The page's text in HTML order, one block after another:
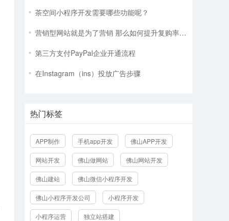
茶空间小程序开发需要哪些功能呢？
营销型网站就是为了营销 那么如何提升复购率呢?
第三方支付PayPal企业开通流程
在Instagram（ins）投放广告步骤
热门标签
APP制作 手机app开发 佛山APP开发
网站开发 佛山做网站 佛山网站开发
佛山建站 佛山微信小程序开发
佛山小程序开发公司 小程序开发
小程序运营 独立站搭建